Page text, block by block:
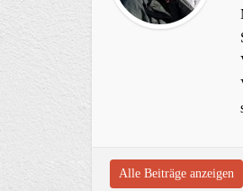
Alle Beiträge anzeigen